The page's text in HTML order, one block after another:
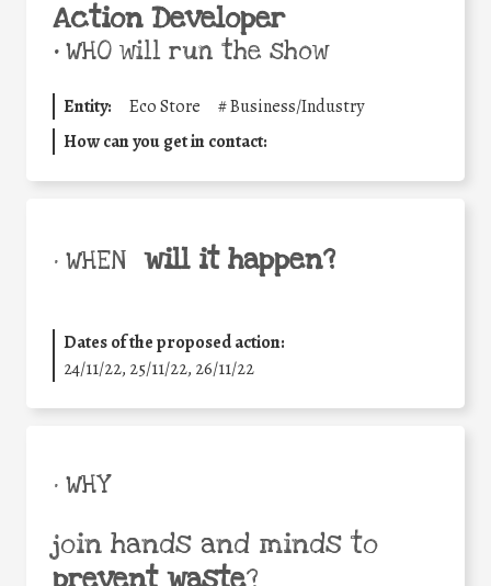
Action Developer
•WHO will run the show
Entity: Eco Store #Business/Industry
How can you get in contact:
• WHEN will it happen?
Dates of the proposed action:
24/11/22, 25/11/22, 26/11/22
• WHY
join hands and minds to